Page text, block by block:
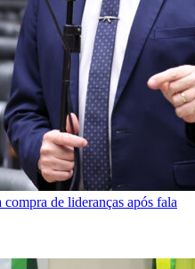
de lideranças após fala